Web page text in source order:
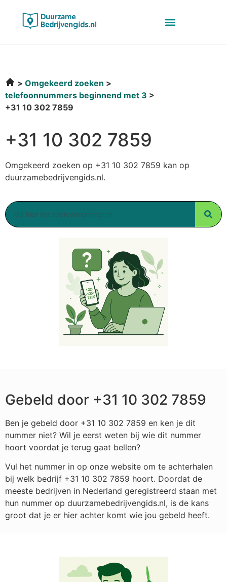
Omgekeerd zoeken
telefoonnummers beginnend met 3
+31 10 302 7859
+31 10 302 7859
Omgekeerd zoeken op +31 10 302 7859 kan op
duurzamebedrijvengids.nl.
Gebeld door +31 10 302 7859
Ben je gebeld door +31 10 302 7859 en ken je dit
nummer niet? Wil je eerst weten bij wie dit nummer
hoort voordat je terug gaat bellen?
Vul het nummer in op onze website om te achterhalen
bij welk bedrijf +31 10 302 7859 hoort. Doordat de
meeste bedrijven in Nederland geregistreerd staan met
hun nummer op duurzamebedrijvengids.nl, is de kans
groot dat je er hier achter komt wie jou gebeld heeft.